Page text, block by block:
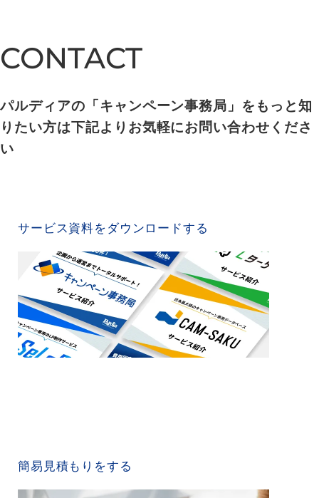
CONTACT
CONTACT
パルディアの「キャンペーン事務局」をもっと知
りたい方は下記よりお気軽にお問い合わせくださ
い
サービス資料をダウンロードする
簡易見積もりをする